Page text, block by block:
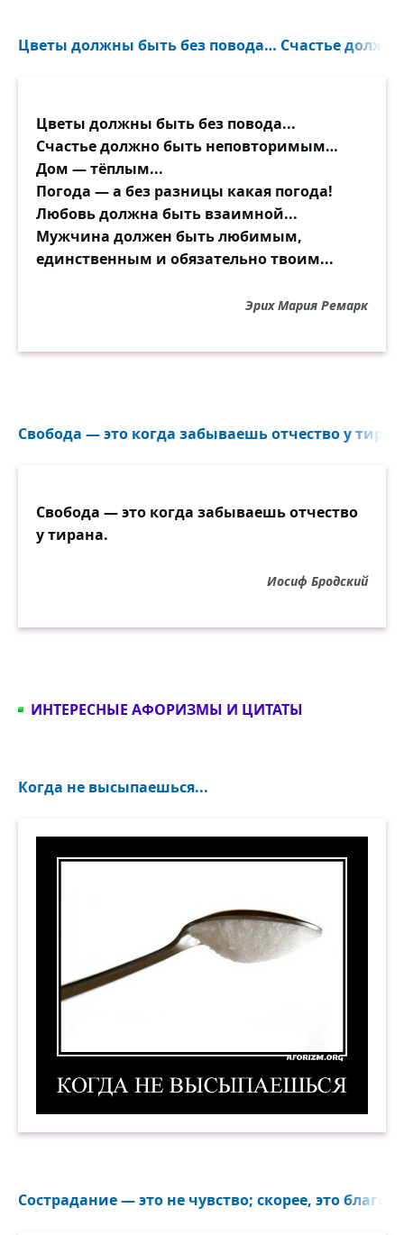
Цветы должны быть без повода… Счастье
Цветы должны быть без повода...
Счастье должно быть неповторимым…
Дом — тёплым...
Погода — а без разницы какая погода!
Любовь должна быть взаимной...
Мужчина должен быть любимым,
единственным и обязательно твоим...
Эрих Мария Ремарк
Свобода — это когда забываешь отчество у
Свобода — это когда забываешь отчество
у тирана.
Иосиф Бродский
ИНТЕРЕСНЫЕ АФОРИЗМЫ И ЦИТАТЫ
Когда не высыпаешься...
Сострадание — это не чувство; скорее, это